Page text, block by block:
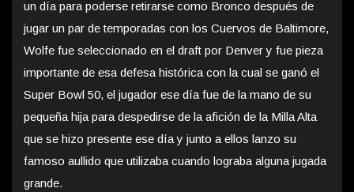
un día para poderse retirarse como Bronco después de
jugar un par de temporadas con los Cuervos de Baltimore,
Wolfe fue seleccionado en el draft por Denver y fue pieza
importante de esa defesa histórica con la cual se ganó el
Super Bowl 50, el jugador ese día fue de la mano de su
pequeña hija para despedirse de la afición de la Milla Alta
que se hizo presente ese día y junto a ellos lanzo su
famoso aullido que utilizaba cuando lograba alguna jugada
grande.